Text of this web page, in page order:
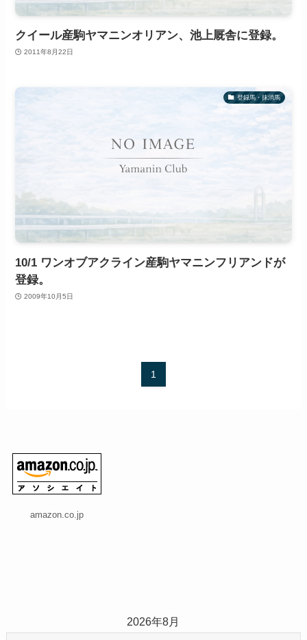
クイール産駒ヤマニンオリアン、池上厩舎に登録。
2011年8月22日
登録馬・抹消馬
10/1 ワンオブアクライン産駒ヤマニンフリアンドが
登録。
2009年10月5日
1
amazon.co.jp
2026年8月